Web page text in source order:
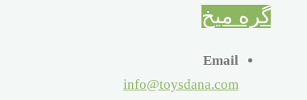
گره میخ
Email
info@toysdana.com